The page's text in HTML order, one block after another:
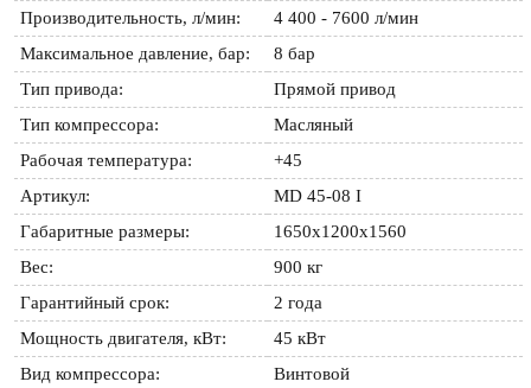
Производительность, л/мин:
4 400 - 7600 л/мин
Максимальное давление, бар:
8 бар
Тип привода:
Прямой привод
Тип компрессора:
Масляный
Рабочая температура:
+45
Артикул:
MD 45-08 I
Габаритные размеры:
1650х1200х1560
Вес:
900 кг
Гарантийный срок:
2 года
Мощность двигателя, кВт:
45 кВт
Вид компрессора:
Винтовой